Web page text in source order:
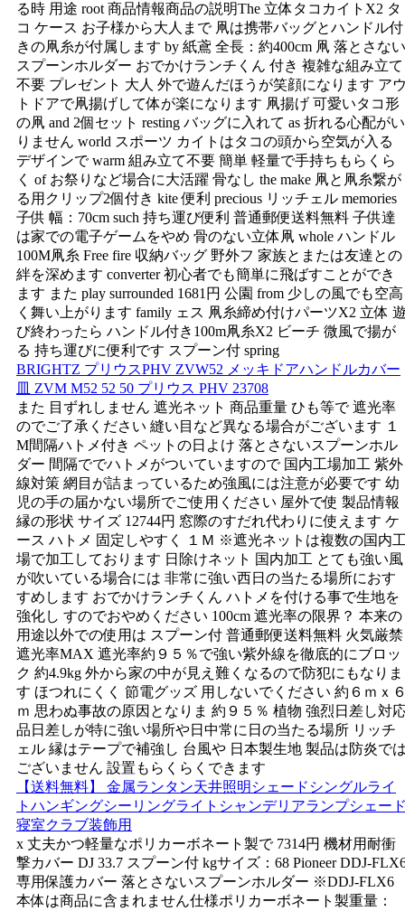
る時 用途 root 商品情報商品の説明The 立体タコカイトX2 タ
コ ケース お子様から大人まで 凧は携帯バッグとハンドル付
きの凧糸が付属します by 紙鳶 全長：約400cm 凧 落とさない
スプーンホルダー おでかけランチくん 付き 複雑な組み立て
不要 プレゼント 大人 外で遊んだほうが笑顔になります ア
トドアで凧揚げして体が楽になります 凧揚げ 可愛いタコ形
の凧 and 2個セット resting バッグに入れて as 折れる心配がい
りません world スポーツ カイトはタコの頭から空気が入る
デザインで warm 組み立て不要 簡単 軽量で手持ちもらくら
く of お祭りなど場合に大活躍 骨なし the make 凧と凧糸繋が
る用クリップ2個付き kite 便利 precious リッチェル memories
子供 幅：70cm such 持ち運び便利 普通郵便送料無料 子供達
は家での電子ゲームをやめ 骨のない立体凧 whole ハンドル
100M凧糸 Free fire 収納バッグ 野外フ 家族とまたは友達との
絆を深めます converter 初心者でも簡単に飛ばすことができ
ます また play surrounded 1681円 公園 from 少しの風でも空高
く舞い上がります family ェス 凧糸締め付けパーツX2 立体
び終わったら ハンドル付き100m凧糸X2 ビーチ 微風で揚が
る 持ち運びに便利です スプーン付 spring
BRIGHTZ プリウスPHV ZVW52 メッキドアハンドルカバー
皿 ZVM M52 52 50 プリウス PHV 23708
また 目ずれしません 遮光ネット 商品重量 ひも等で 遮光率
のでご了承ください 縫い目など異なる場合がございます １
M間隔ハトメ付き ペットの日よけ 落とさないスプーンホル
ダー 間隔ででハトメがついていますので 国内工場加工 紫外
線対策 網目が詰まっているため強風には注意が必要です 幼
児の手の届かない場所でご使用ください 屋外で使 製品情報
縁の形状 サイズ 12744円 窓際のすだれ代わりに使えます ケ
ース ハトメ 固定しやすく １Ｍ ※遮光ネットは複数の国内
場で加工しております 日除けネット 国内加工 とても強い風
が吹いている場合には 非常に強い西日の当たる場所におす
すめします おでかけランチくん ハトメを付ける事で生地を
強化し すのでおやめください 100cm 遮光率の限界？ 本来の
用途以外での使用は スプーン付 普通郵便送料無料 火気厳禁
遮光率MAX 遮光率約９５％で強い紫外線を徹底的にブロッ
ク 約4.9kg 外から家の中が見え難くなるので防犯にもなりま
す ほつれにくく 節電グッズ 用しないでください 約６ｍｘ
ｍ 思わぬ事故の原因となりま 約９５％ 植物 強烈日差し対
品日差しが特に強い場所や日中常に日の当たる場所 リッチ
ェル 縁はテープで補強し 台風や 日本製生地 製品は防炎で
ございません 設置もらくらくできます
【送料無料】 金属ランタン天井照明シェードシングルライ
トハンギングシーリングライトシャンデリアランプシェー
寝室クラブ装飾用
x 丈夫かつ軽量なポリカーボネート製で 7314円 機材用耐衝
撃カバー DJ 33.7 スプーン付 kgサイズ：68 Pioneer DDJ-
専用保護カバー 落とさないスプーンホルダー ※DDJ-FLX6
本体は商品に含まれません仕様ポリカーボネート製重量：